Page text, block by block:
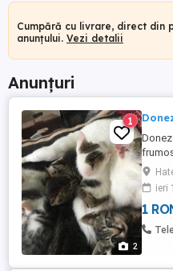
Cumpără cu livrare, direct din
anunțului. Vezi detalii
Anunțuri
2
1
camin
ieri
1